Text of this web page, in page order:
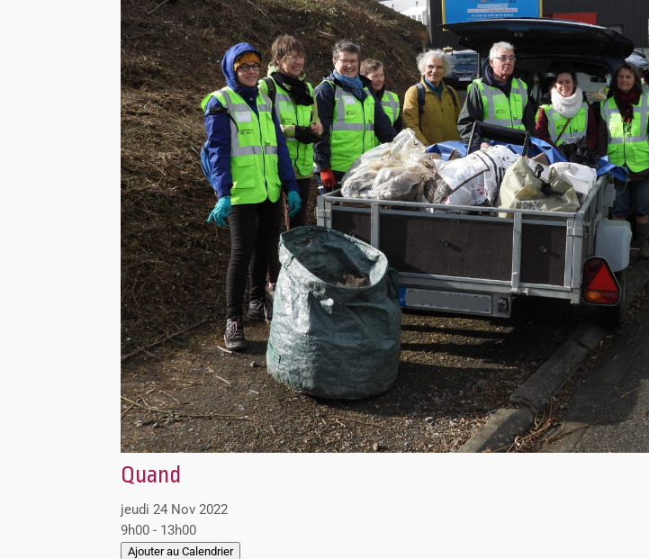
Quand
jeudi 24 Nov 2022
9h00 - 13h00
Ajouter au Calendrier